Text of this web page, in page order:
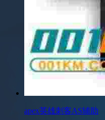
apex英雄刺客AS辅助